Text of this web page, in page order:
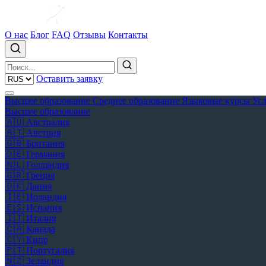
О нас Блог FAQ Отзывы Контакты
Оставить заявку
Высшее образование Среднее образование Языковые курсы
Высшее образование
🇦🇺 Австралия
🇦🇹 Австрия
🇬🇧 Британия
🇩🇪 Германия
🇳🇱 Голландия
🇬🇷 Греция
🇩🇰 Дания
🇮🇪 Ирландия
🇪🇸 Испания
🇮🇹 Италия
🇨🇦 Канада
🇨🇾 Кипр
🇵🇹 Португалия
🇳🇿 Зеландия